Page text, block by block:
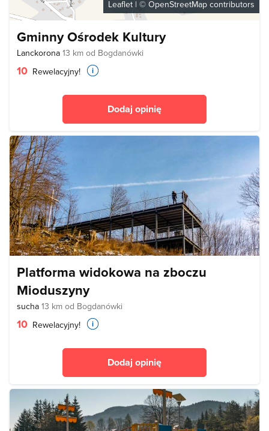
Leaflet | © OpenStreetMap contributors
Gminny Ośrodek Kultury
Lanckorona 13 km od Bogdanówki
10 Rewelacyjny!
Dodaj opinię
Platforma widokowa na zboczu
Mioduszyny
sucha 13 km od Bogdanówki
10 Rewelacyjny!
Dodaj opinię